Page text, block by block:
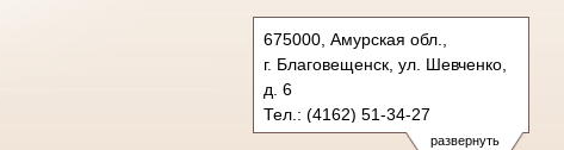
развернуть
675000, Амурская обл.,
г. Благовещенск, ул. Шевченко,
д. 6
Тел.: (4162) 51-34-27
oblsud.amr@sudrf.ru